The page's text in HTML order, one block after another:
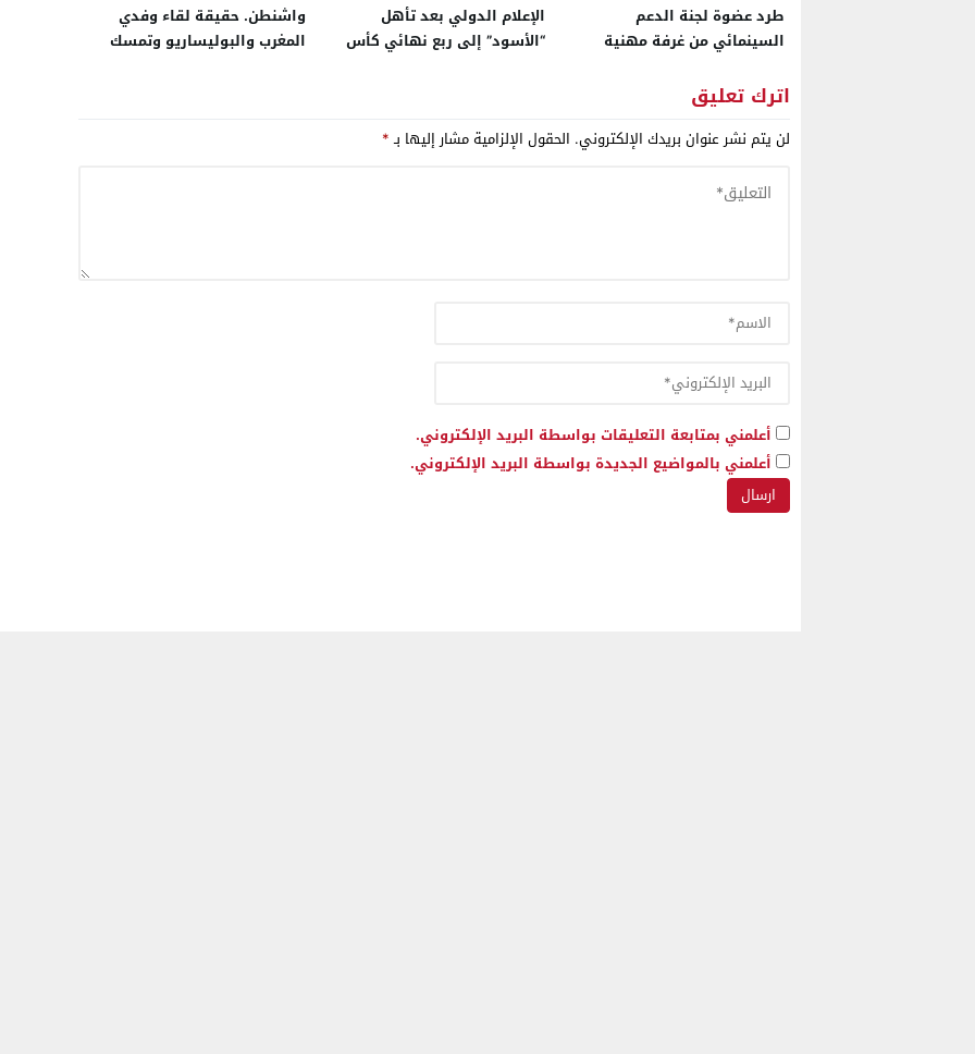
طرد عضوة لجنة الدعم
السينمائي من غرفة مهنية
الإعلام الدولي بعد تأهل
“الأسود” إلى ربع نهائي كأس
واشنطن. حقيقة لقاء وفدي
المغرب والبوليساريو وتمسك
اترك تعليق
لن يتم نشر عنوان بريدك الإلكتروني. الحقول الإلزامية مشار إليها بـ*
أعلمني بمتابعة التعليقات بواسطة البريد الإلكتروني.
أعلمني بالمواضيع الجديدة بواسطة البريد الإلكتروني.